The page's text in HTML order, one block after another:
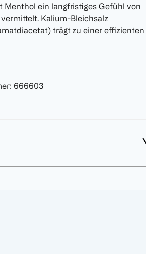
Menthol ein langfristiges Gefühl von
Kalium-Bleichsalz
trägt zu einer effizienten
: 666603